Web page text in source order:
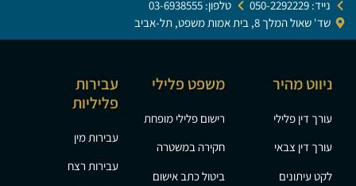
נייד: 050-2292229
טלפון: 03-6938555
שד' שאול המלך 8, בית אמות משפט, תל-אביב
ניווט מהיר
עורך דין פלילי
עורך דין צבאי
לקט עיתונים
משפט פלילי
רישום פלילי מופחת
חקירה במשטרה
ביטול כתב אישום
עבירות
פליליות
עבירות מין
עבירות רצח